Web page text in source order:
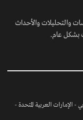
والتحليلات والأحداث
بشكل عام.
الإمارات العربية المتحدة -